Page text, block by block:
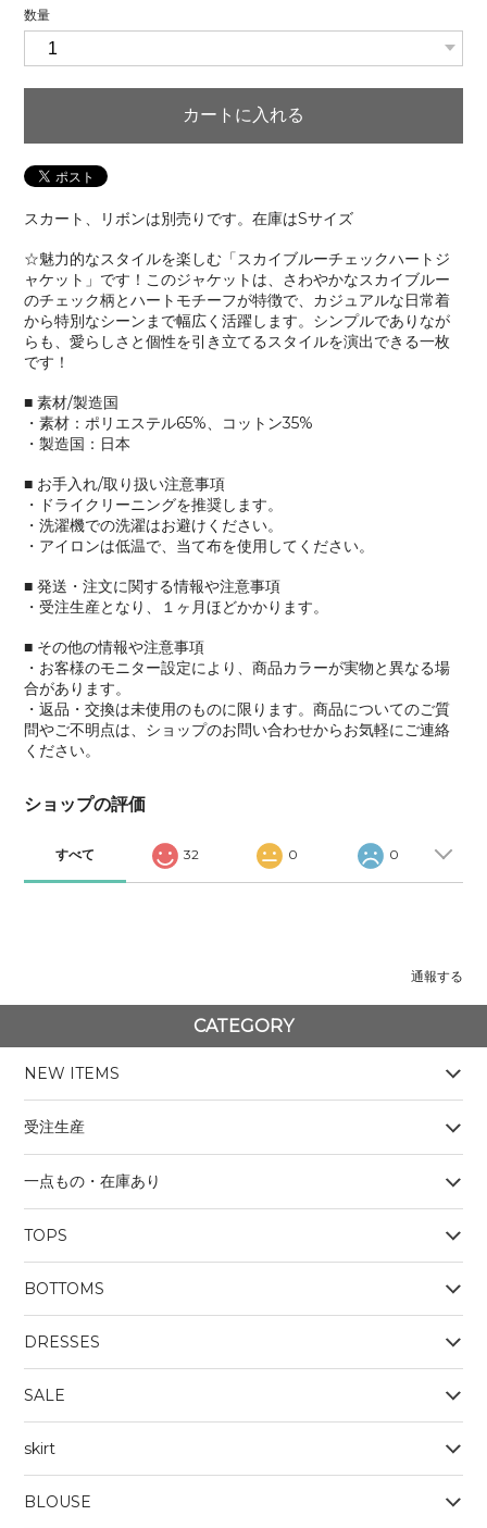
数量
カートに入れる
スカート、リボンは別売りです。在庫はSサイズ
☆魅力的なスタイルを楽しむ「スカイブルーチェックハートジ
ャケット」です！このジャケットは、さわやかなスカイブルー
のチェック柄とハートモチーフが特徴で、カジュアルな日常着
から特別なシーンまで幅広く活躍します。シンプルでありなが
らも、愛らしさと個性を引き立てるスタイルを演出できる一枚
です！
■ 素材/製造国
・素材：ポリエステル65%、コットン35%
・製造国：日本
■ お手入れ/取り扱い注意事項
・ドライクリーニングを推奨します。
・洗濯機での洗濯はお避けください。
・アイロンは低温で、当て布を使用してください。
■ 発送・注文に関する情報や注意事項
・受注生産となり、１ヶ月ほどかかります。
■ その他の情報や注意事項
・お客様のモニター設定により、商品カラーが実物と異なる場
合があります。
・返品・交換は未使用のものに限ります。商品についてのご質
問やご不明点は、ショップのお問い合わせからお気軽にご連絡
ください。
ショップの評価
すべて 32 0 0
通報する
CATEGORY
NEW ITEMS
受注生産
一点もの・在庫あり
TOPS
BOYS
OUTERWEAR
Tシャツ
BOTTOMS
BOYS
DRESSES
SALE
skirt
BLOUSE